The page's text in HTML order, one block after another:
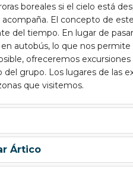
boreales si el cielo está
El concepto de
del tiempo. En lugar de
autobús, lo que nos
ofreceremos
del grupo. Los lugares de las
que visitemos.
Ártico